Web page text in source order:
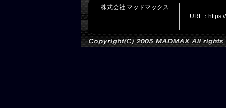
株式会社 マッドマックス
URL：